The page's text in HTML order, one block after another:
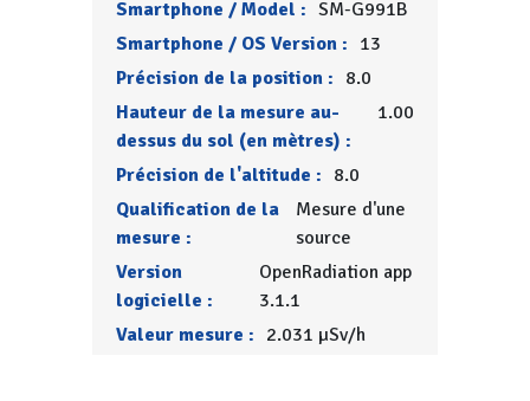
Smartphone / Model : SM-G991B
Smartphone / OS Version : 13
Précision de la position : 8.0
Hauteur de la mesure au-
dessus du sol (en mètres) :
1.00
Précision de l'altitude : 8.0
Qualification de la
mesure :
Mesure d'une
source
Version
logicielle :
OpenRadiation app
3.1.1
Valeur mesure : 2.031 µSv/h